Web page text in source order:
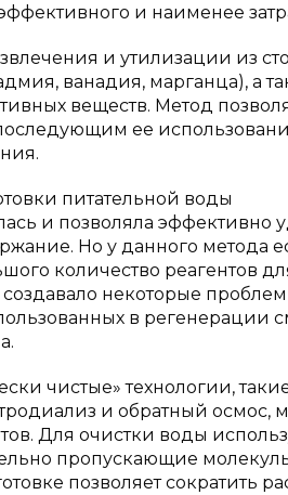
и наименее
и утилизации из
ванадия, марганца), а
веществ. Метод
ее
питательной воды
и позволяла эффективно
Но у данного метода
количество реагентов
некоторые
в регенерации
чистые» технологии,
и обратный осмос,
Для очистки воды
пропускающие
позволяет сократить